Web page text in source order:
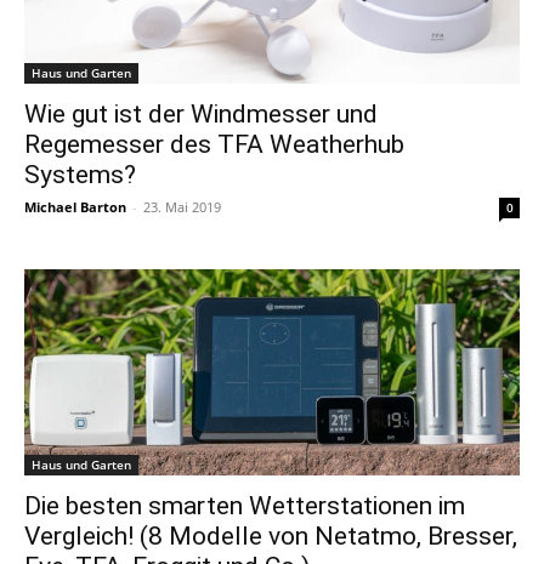
Haus und Garten
Wie gut ist der Windmesser und
Regemesser des TFA Weatherhub
Systems?
Michael Barton - 23. Mai 2019 0
Haus und Garten
Die besten smarten Wetterstationen im
Vergleich! (8 Modelle von Netatmo, Bresser,